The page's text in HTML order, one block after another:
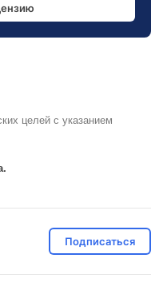
целей с указанием
Подписаться